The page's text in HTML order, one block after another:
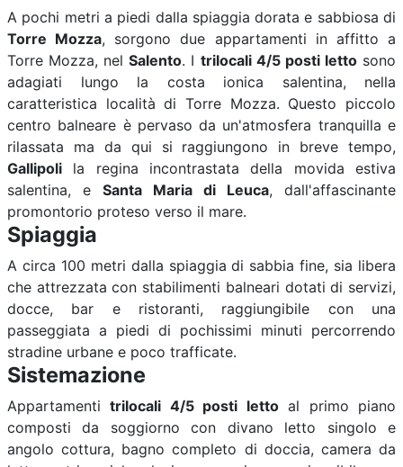
A pochi metri a piedi dalla spiaggia dorata e sabbiosa di
Torre Mozza, sorgono due appartamenti in affitto a
Torre Mozza, nelSalento. I trilocali 4/5 posti lettosono
adagiati lungo la costa ionica salentina, nella
caratteristica località di Torre Mozza. Questo piccolo
centro balneare è pervaso da un'atmosfera tranquilla e
rilassata ma da qui si raggiungono in breve tempo,
Gallipoli la regina incontrastata della movida estiva
salentina, e Santa Maria di Leuca, dall'affascinante
promontorio proteso verso il mare.
Spiaggia
A circa 100 metri dalla spiaggia di sabbia fine, sia libera
che attrezzata con stabilimenti balneari dotati di servizi,
docce, bar e ristoranti, raggiungibile con una
passeggiata a piedi di pochissimi minuti percorrendo
stradine urbane e poco trafficate.
Sistemazione
Appartamentitrilocali 4/5 posti lettoal primo piano
composti da soggiorno con divano letto singolo e
angolo cottura, bagno completo di doccia, camera da